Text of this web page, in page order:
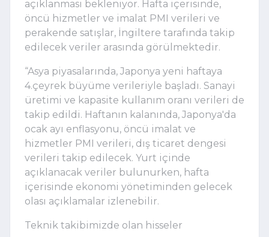
açıklanması bekleniyor. Hafta içerisinde,
öncü hizmetler ve imalat PMI verileri ve
perakende satışlar, İngiltere tarafında takip
edilecek veriler arasında görülmektedir.
“Asya piyasalarında, Japonya yeni haftaya
4.çeyrek büyüme verileriyle başladı. Sanayi
üretimi ve kapasite kullanım oranı verileri de
takip edildi. Haftanın kalanında, Japonya'da
ocak ayı enflasyonu, öncü imalat ve
hizmetler PMI verileri, dış ticaret dengesi
verileri takip edilecek. Yurt içinde
açıklanacak veriler bulunurken, hafta
içerisinde ekonomi yönetiminden gelecek
olası açıklamalar izlenebilir.
Teknik takibimizde olan hisseler